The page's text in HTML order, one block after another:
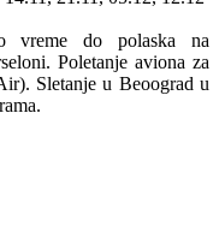
vreme do polaska na
Poletanje aviona za
Sletanje u Beoograd u